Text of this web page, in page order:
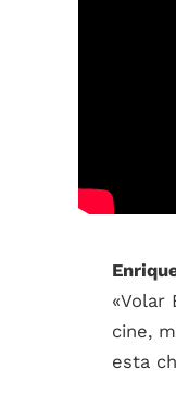
«Volar
cine,
esta